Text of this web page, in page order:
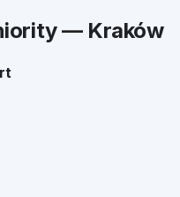
— Kraków